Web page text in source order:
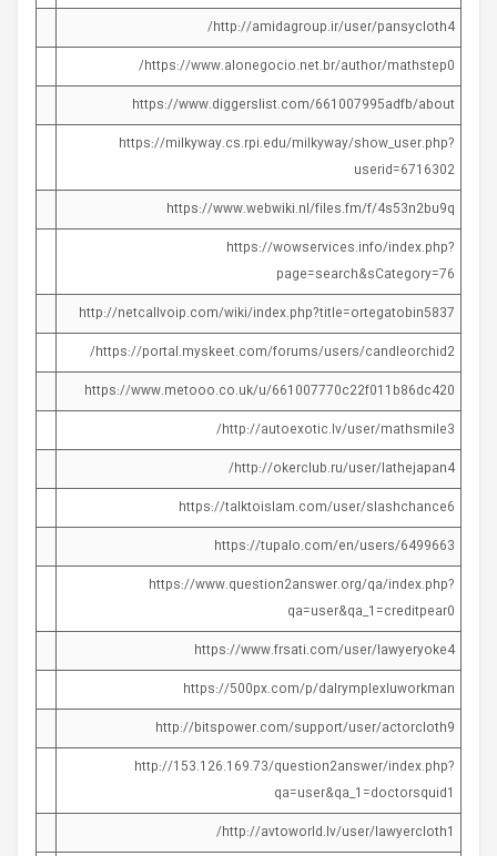
http://amidagroup.ir/user/pansycloth4/
https://www.alonegocio.net.br/author/mathstep0/
https://www.diggerslist.com/661007995adfb/about
https://milkyway.cs.rpi.edu/milkyway/show_user.php?
userid=6716302
https://www.webwiki.nl/files.fm/f/4s53n2bu9q
https://wowservices.info/index.php?
page=search&sCategory=76
http://netcallvoip.com/wiki/index.php?title=ortegatobin5837
https://portal.myskeet.com/forums/users/candleorchid2/
https://www.metooo.co.uk/u/661007770c22f011b86dc420
http://autoexotic.lv/user/mathsmile3/
http://okerclub.ru/user/lathejapan4/
https://talktoislam.com/user/slashchance6
https://tupalo.com/en/users/6499663
https://www.question2answer.org/qa/index.php?
qa=user&qa_1=creditpear0
https://www.frsati.com/user/lawyeryoke4
https://500px.com/p/dalrymplexluworkman
http://bitspower.com/support/user/actorcloth9
http://153.126.169.73/question2answer/index.php?
qa=user&qa_1=doctorsquid1
http://avtoworld.lv/user/lawyercloth1/